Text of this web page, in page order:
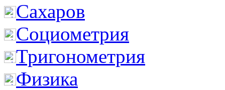
Сахаров
Социометрия
Тригонометрия
Физика